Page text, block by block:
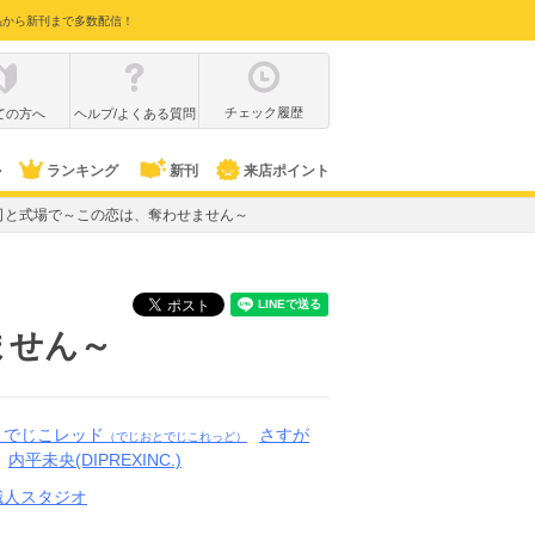
ら新刊まで多数配信！
の方へ ヘルプ/よくある質問 チェック履歴
ランキング 新刊 来店ポイント
と式場で～この恋は、奪わせません～
ん～
じこレッド （でじおとでじこれっど） さすが
内平未央(DIPREXINC.)
人スタジオ